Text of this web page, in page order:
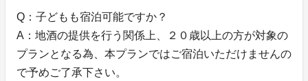
Q：子どもも宿泊可能ですか？
A：地酒の提供を行う関係上、２０歳以上の方が対象の
プランとなる為、本プランではご宿泊いただけませんの
で予めご了承下さい。